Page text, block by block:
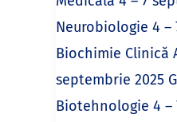
Neurobiologie 4 –
Biochimie Clinică
septembrie 2025
Biotehnologie 4 –